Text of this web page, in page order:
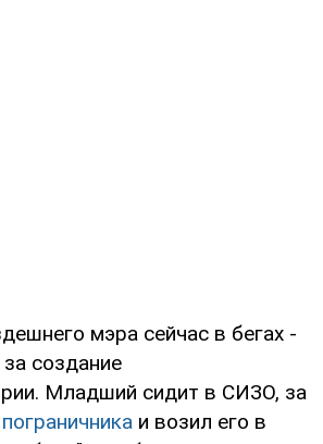
мэра сейчас в бегах -
создание
Младший сидит в СИЗО, за
и возил его в